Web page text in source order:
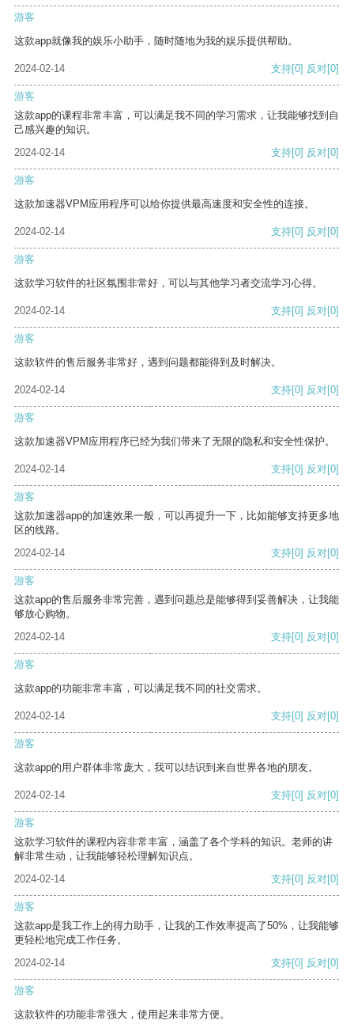
游客
这款app就像我的娱乐小助手，随时随地为我的娱乐提供帮助。
2024-02-14 支持[0] 反对[0]
游客
这款app的课程非常丰富，可以满足我不同的学习需求，让我能够找到自
己感兴趣的知识。
2024-02-14
支持[0] 反对[0]
游客
这款加速器VPM应用程序可以给你提供最高速度和安全性的连接。
2024-02-14 支持[0] 反对[0]
游客
这款学习软件的社区氛围非常好，可以与其他学习者交流学习心得。
2024-02-14 支持[0] 反对[0]
游客
这款软件的售后服务非常好，遇到问题都能得到及时解决。
2024-02-14 支持[0] 反对[0]
游客
这款加速器VPM应用程序已经为我们带来了无限的隐私和安全性保护。
2024-02-14 支持[0] 反对[0]
游客
这款加速器app的加速效果一般，可以再提升一下，比如能够支持更多地
区的线路。
2024-02-14
支持[0] 反对[0]
游客
这款app的售后服务非常完善，遇到问题总是能够得到妥善解决，让我能
够放心购物。
2024-02-14
支持[0] 反对[0]
游客
这款app的功能非常丰富，可以满足我不同的社交需求。
2024-02-14 支持[0] 反对[0]
游客
这款app的用户群体非常庞大，我可以结识到来自世界各地的朋友。
2024-02-14 支持[0] 反对[0]
游客
这款学习软件的课程内容非常丰富，涵盖了各个学科的知识。老师的讲
解非常生动，让我能够轻松理解知识点。
2024-02-14
支持[0] 反对[0]
游客
这款app是我工作上的得力助手，让我的工作效率提高了50%，让我能够
更轻松地完成工作任务。
2024-02-14
支持[0] 反对[0]
游客
这款软件的功能非常强大，使用起来非常方便。